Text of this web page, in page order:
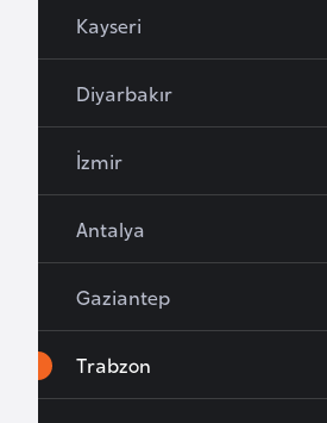
Kayseri
Diyarbakır
İzmir
Antalya
Gaziantep
Trabzon
n
B
r
y
n
a
n